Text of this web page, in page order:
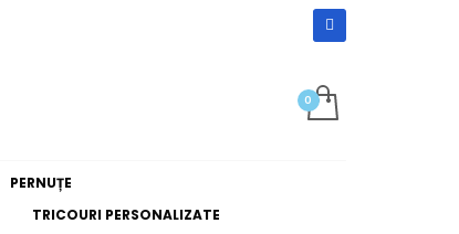
PERNUȚE
TRICOURI PERSONALIZATE